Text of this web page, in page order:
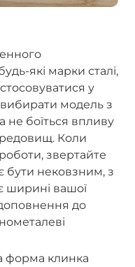
які марки сталі,
у
модель з
не боїться впливу
Коли
звертайте
бути нековзним, з
ширині вашої
до
форма клинка